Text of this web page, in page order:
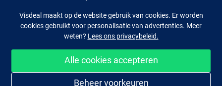
Facebook Instagram
Makkelijk en veilig shoppen
Visdeal maakt op de website gebruik van cookies. Er worden
cookies gebruikt voor personalisatie van advertenties. Meer
weten? Lees ons privacybeleid.
Alle cookies accepteren
Beheer voorkeuren